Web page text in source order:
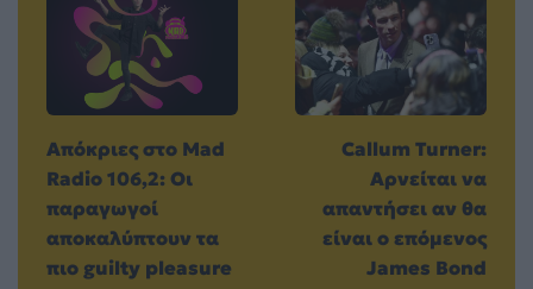
Απόκριες στο Mad
Radio 106,2: Οι
παραγωγοί
αποκαλύπτουν τα
πιο guilty pleasure
Callum Turner:
Αρνείται να
απαντήσει αν θα
είναι ο επόμενος
James Bond